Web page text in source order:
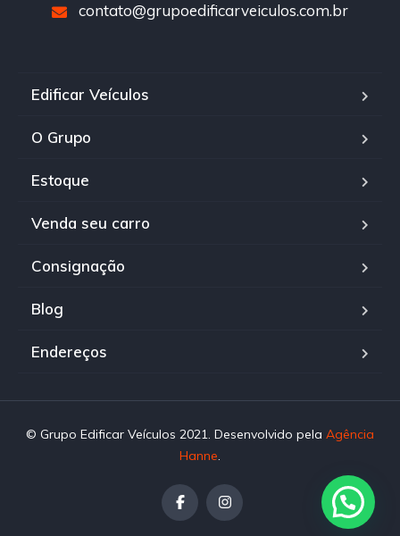
contato@grupoedificarveiculos.com.br
Edificar Veículos
O Grupo
Estoque
Venda seu carro
Consignação
Blog
Endereços
© Grupo Edificar Veículos 2021. Desenvolvido pela Agência
Hanne.